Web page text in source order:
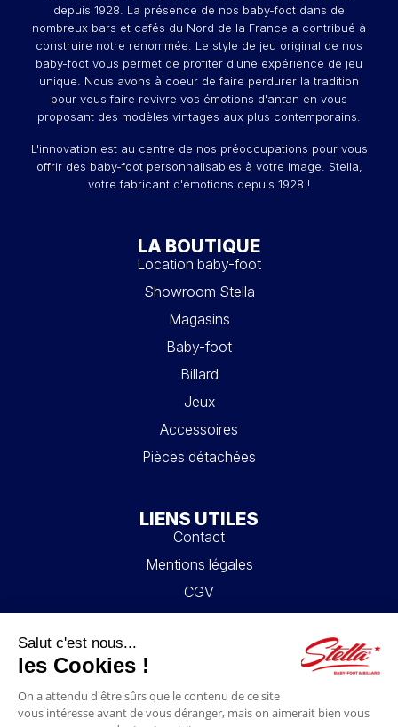
depuis 1928. La présence de nos baby-foot dans de
nombreux bars et cafés du Nord de la France a contribué à
construire notre renommée. Le style de jeu original de nos
baby-foot vous permet de profiter d'une expérience de jeu
unique. Nous avons à coeur de faire perdurer la tradition
pour vous faire revivre vos émotions d'antan en vous
proposant des modèles vintages aux plus contemporains.
L'innovation est au centre de nos préoccupations pour vous
offrir des baby-foot personnalisables à votre image. Stella,
votre fabricant d'émotions depuis 1928 !
LA BOUTIQUE
Location baby-foot
Showroom Stella
Magasins
Baby-foot
Billard
Jeux
Accessoires
Pièces détachées
LIENS UTILES
Contact
Mentions légales
CGV